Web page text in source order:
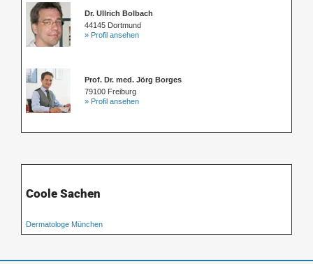
Dr. Ullrich Bolbach
44145 Dortmund
» Profil ansehen
Prof. Dr. med. Jörg Borges
79100 Freiburg
» Profil ansehen
Coole Sachen
Dermatologe München